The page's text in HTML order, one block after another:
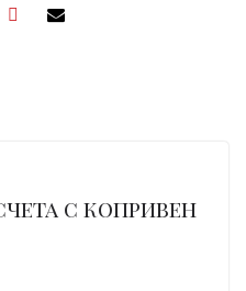
с копривен